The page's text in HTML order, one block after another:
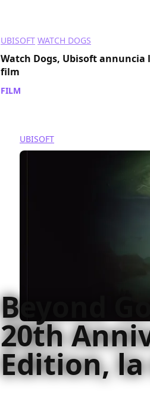
UBISOFT WATCH DOGS
Watch Dogs, Ubisoft annuncia
film
FILM
UBISOFT
Beyond
20th
Edition,